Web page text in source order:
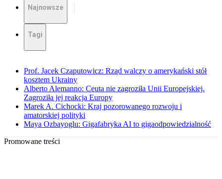
Najnowsze
Tagi
Prof. Jacek Czaputowicz: Rząd walczy o amerykański stół
kosztem Ukrainy
Alberto Alemanno: Ceuta nie zagroziła Unii Europejskiej.
Zagroziła jej reakcja Europy
Marek A. Cichocki: Kraj pozorowanego rozwoju i
amatorskiej polityki
Maya Ozbayoglu: Gigafabryka AI to gigaodpowiedzialność
Promowane treści